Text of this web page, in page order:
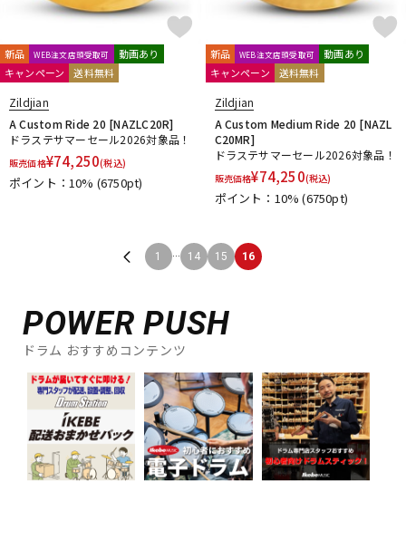
新品 WEB注文店頭受取可
動画あり
キャンペーン
送料無料
Zildjian
A Custom Ride 20 [NAZLC20R]
ドラステサマーセール2026対象品！
販売価格¥74,250(税込)
ポイント：10% (6750pt)
新品 WEB注文店頭受取可
動画あり
キャンペーン
送料無料
Zildjian
A Custom Medium Ride 20 [NAZL
C20MR]
ドラステサマーセール2026対象品！
販売価格¥74,250(税込)
ポイント：10%(6750pt)
1 ... 14 15 16
POWER PUSH
ドラム おすすめコンテンツ